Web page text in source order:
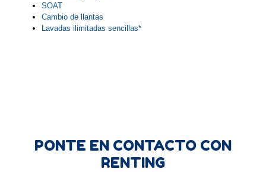
SOAT
Cambio de llantas
Lavadas ilimitadas sencillas*
PONTE EN CONTACTO CON
RENTING